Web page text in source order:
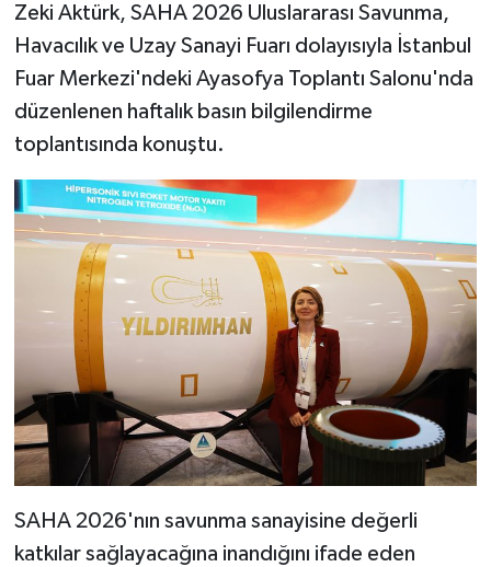
Zeki Aktürk, SAHA 2026 Uluslararası Savunma,
Havacılık ve Uzay Sanayi Fuarı dolayısıyla İstanbul
Fuar Merkezi'ndeki Ayasofya Toplantı Salonu'nda
düzenlenen haftalık basın bilgilendirme
toplantısında konuştu.
SAHA 2026'nın savunma sanayisine değerli
katkılar sağlayacağına inandığını ifade eden